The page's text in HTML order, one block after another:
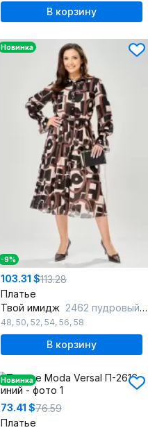
В корзину
Новинка
-9%
103.31 $113.28
Платье
Твой имидж 2462 пудровый_с_принтом
48, 50, 52, 54, 56, 58
В корзину
Новинка
73.41 $76.59
Платье